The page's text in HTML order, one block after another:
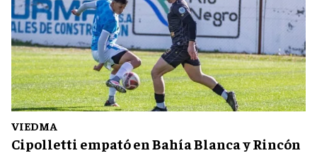
VIEDMA
Cipolletti empató en Bahía Blanca y Rincón